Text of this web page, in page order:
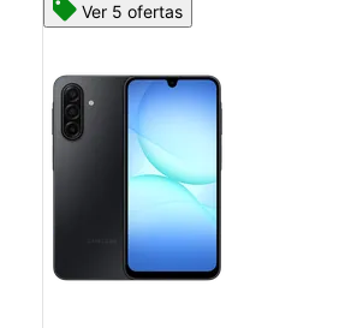
Ver 5 ofertas